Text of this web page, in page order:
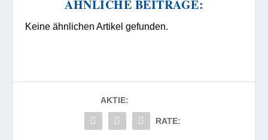
ÄHNLICHE BEITRÄGE:
Keine ähnlichen Artikel gefunden.
AKTIE:
RATE: